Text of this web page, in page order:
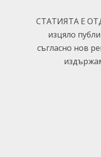
СТАТИЯТА Е
изцяло
съгласно нов